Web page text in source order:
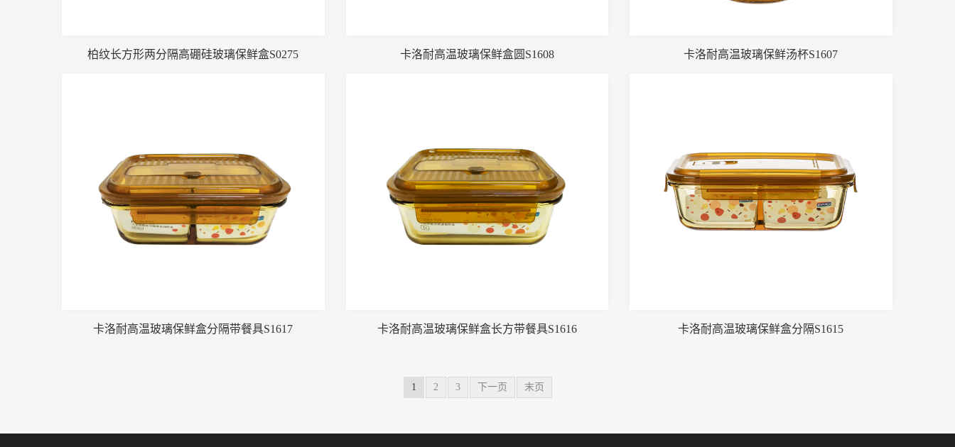
柏纹长方形两分隔高硼硅玻璃保鲜盒S0275 卡洛耐高温玻璃保鲜盒圆S1608 卡洛耐高温玻璃保鲜汤杯S1607
卡洛耐高温玻璃保鲜盒分隔带餐具S1617 卡洛耐高温玻璃保鲜盒长方带餐具S1616 卡洛耐高温玻璃保鲜盒分隔S1615
1 2 3 下一页 末页